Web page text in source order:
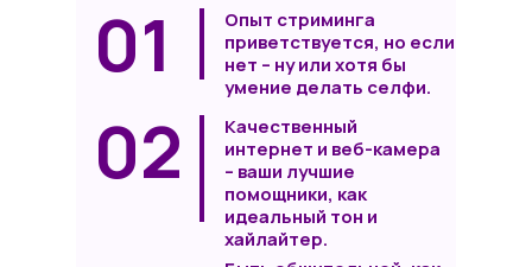
01
02
Опыт стриминга
приветствуется, но если
нет – ну или хотя бы
умение делать селфи.
Качественный
интернет и веб-камера
– ваши лучшие
помощники, как
идеальный тон и
хайлайтер.